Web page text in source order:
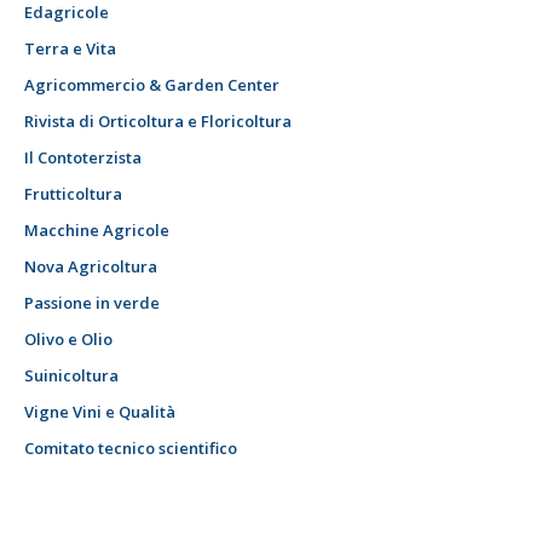
Edagricole
Terra e Vita
Agricommercio & Garden Center
Rivista di Orticoltura e Floricoltura
Il Contoterzista
Frutticoltura
Macchine Agricole
Nova Agricoltura
Passione in verde
Olivo e Olio
Suinicoltura
Vigne Vini e Qualità
Comitato tecnico scientifico